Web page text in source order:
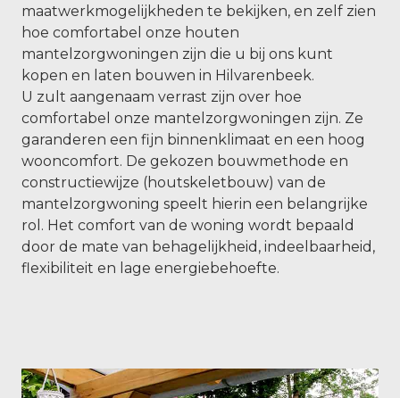
maatwerkmogelijkheden te bekijken, en zelf zien
hoe comfortabel onze houten
mantelzorgwoningen zijn die u bij ons kunt
kopen en laten bouwen in Hilvarenbeek.
U zult aangenaam verrast zijn over hoe
comfortabel onze mantelzorgwoningen zijn. Ze
garanderen een fijn binnenklimaat en een hoog
wooncomfort. De gekozen bouwmethode en
constructiewijze (houtskeletbouw) van de
mantelzorgwoning speelt hierin een belangrijke
rol. Het comfort van de woning wordt bepaald
door de mate van behagelijkheid, indeelbaarheid,
flexibiliteit en lage energiebehoefte.